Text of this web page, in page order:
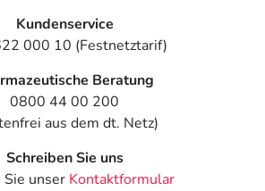
Kundenservice
000 10 (Festnetztarif)
Beratung
0800 44 00 200
aus dem dt. Netz)
Schreiben Sie uns
Sie unser Kontaktformular